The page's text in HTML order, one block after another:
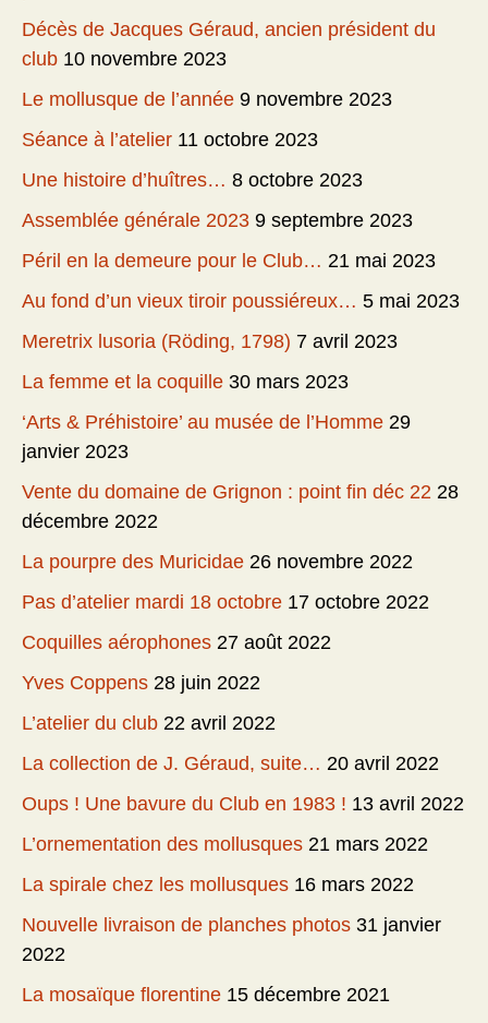
Décès de Jacques Géraud, ancien président du
club 10 novembre 2023
Le mollusque de l’année 9 novembre 2023
Séance à l’atelier 11 octobre 2023
Une histoire d’huîtres… 8 octobre 2023
Assemblée générale 2023 9 septembre 2023
Péril en la demeure pour le Club… 21 mai 2023
Au fond d’un vieux tiroir poussiéreux… 5 mai 2023
Meretrix lusoria (Röding, 1798) 7 avril 2023
La femme et la coquille 30 mars 2023
‘Arts & Préhistoire’ au musée de l’Homme 29
janvier 2023
Vente du domaine de Grignon : point fin déc 22 28
décembre 2022
La pourpre des Muricidae 26 novembre 2022
Pas d’atelier mardi 18 octobre 17 octobre 2022
Coquilles aérophones 27 août 2022
Yves Coppens 28 juin 2022
L’atelier du club 22 avril 2022
La collection de J. Géraud, suite… 20 avril 2022
Oups ! Une bavure du Club en 1983 ! 13 avril 2022
L’ornementation des mollusques 21 mars 2022
La spirale chez les mollusques 16 mars 2022
Nouvelle livraison de planches photos 31 janvier
2022
La mosaïque florentine 15 décembre 2021